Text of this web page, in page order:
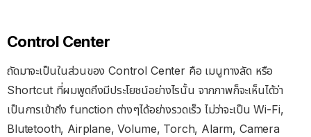
Control Center
ถัดมาจะเป็นในส่วนของ Control Center คือ เมนูทางลัด หรือ
Shortcut ที่ผมพูดถึงมีประโยชน์อย่างไรนั้น จากภาพก็จะเห็นได้ว่า
เป็นการเข้าถึง function ต่างๆได้อย่างรวดเร็ว ไม่ว่าจะเป็น Wi-Fi,
Blutetooth, Airplane, Volume, Torch, Alarm, Camera